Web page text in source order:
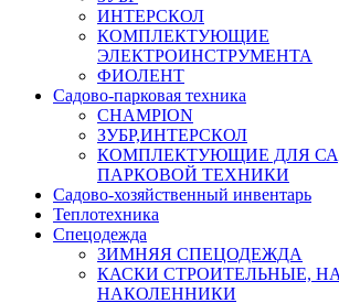
ИНТЕРСКОЛ
КОМПЛЕКТУЮЩИЕ
ЭЛЕКТРОИНСТРУМЕНТА
ФИОЛЕНТ
Садово-парковая техника
CHAMPION
ЗУБР,ИНТЕРСКОЛ
КОМПЛЕКТУЮЩИЕ ДЛЯ
ПАРКОВОЙ ТЕХНИКИ
Садово-хозяйственный инвентарь
Теплотехника
Спецодежда
ЗИМНЯЯ СПЕЦОДЕЖДА
КАСКИ СТРОИТЕЛЬНЫЕ,
НАКОЛЕННИКИ